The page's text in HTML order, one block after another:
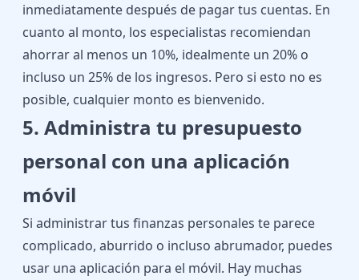
inmediatamente después de pagar tus cuentas. En
cuanto al monto, los especialistas recomiendan
ahorrar al menos un 10%, idealmente un 20% o
incluso un 25% de los ingresos. Pero si esto no es
posible, cualquier monto es bienvenido.
5. Administra tu presupuesto
personal con una aplicación
móvil
Si administrar tus finanzas personales te parece
complicado, aburrido o incluso abrumador, puedes
usar una aplicación para el móvil. Hay muchas